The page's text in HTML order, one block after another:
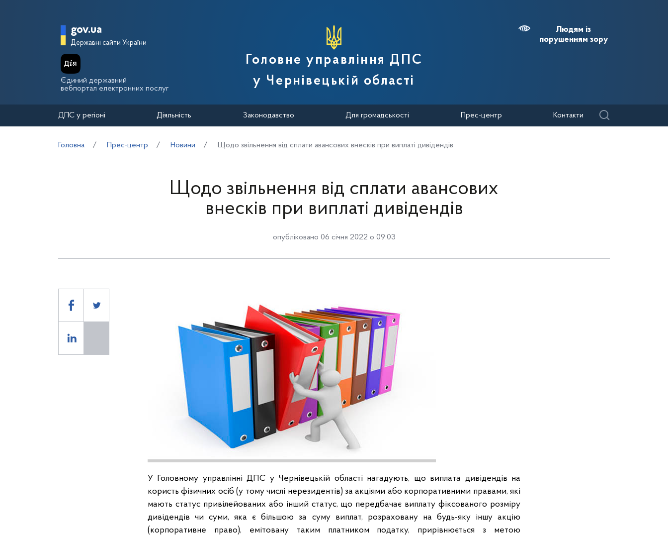
Головна сторінка Державної податкової служби України
gov.ua
Державні сайти України
Єдиний державний
вебпортал електронних послуг
Головне управління ДПС
у Чернівецькій області
Людям із
порушенням зору
ДПС у регіоні Діяльність Законодавство Для громадськості Прес-центр Контакти
Головна Прес-центр Новини Щодо звільнення від сплати авансових внесків при виплаті дивідендів
Щодо звільнення від сплати авансових
внесків при виплаті дивідендів
опубліковано 06 січня 2022 о 09:03
У Головному управлінні ДПС у Чернівецькій області нагадують, що виплата дивідендів на
користь фізичних осіб (у тому числі нерезидентів) за акціями або корпоративними правами, які
мають статус привілейованих або інший статус, що передбачає виплату фіксованого розміру
дивідендів чи суми, яка є більшою за суму виплат, розраховану на будь-яку іншу акцію
(корпоративне право), емітовану таким платником податку, прирівнюється з метою